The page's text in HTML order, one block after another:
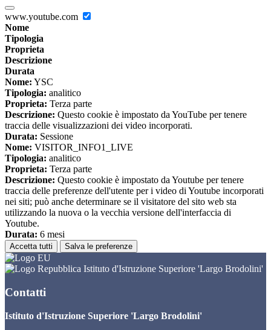
www.youtube.com
Nome
Tipologia
Proprieta
Descrizione
Durata
Nome: YSC
Tipologia: analitico
Proprieta: Terza parte
Descrizione: Questo cookie è impostato da YouTube per tenere
traccia delle visualizzazioni dei video incorporati.
Durata: Sessione
Nome: VISITOR_INFO1_LIVE
Tipologia: analitico
Proprieta: Terza parte
Descrizione: Questo cookie è impostato da Youtube per tenere
traccia delle preferenze dell'utente per i video di Youtube incorporati
nei siti; può anche determinare se il visitatore del sito web sta
utilizzando la nuova o la vecchia versione dell'interfaccia di
Youtube.
Durata: 6 mesi
Accetta tutti Salva le preferenze
Istituto d'Istruzione Superiore 'Largo Brodolini'
Contatti
Istituto d'Istruzione Superiore 'Largo Brodolini'